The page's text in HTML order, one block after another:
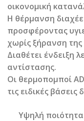
οικονομική
Η θέρμανση
προσφέροντας
χωρίς ξήρανση
Διαθέτει ένδειξη
αντίστασης.
Οι θερμοπομποί
τις ειδικές
Υψηλή